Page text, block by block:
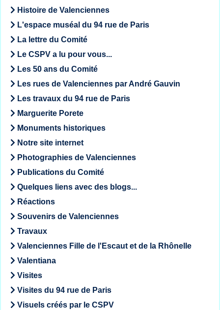
Histoire de Valenciennes
L'espace muséal du 94 rue de Paris
La lettre du Comité
Le CSPV a lu pour vous...
Les 50 ans du Comité
Les rues de Valenciennes par André Gauvin
Les travaux du 94 rue de Paris
Marguerite Porete
Monuments historiques
Notre site internet
Photographies de Valenciennes
Publications du Comité
Quelques liens avec des blogs...
Réactions
Souvenirs de Valenciennes
Travaux
Valenciennes Fille de l'Escaut et de la Rhônelle
Valentiana
Visites
Visites du 94 rue de Paris
Visuels créés par le CSPV